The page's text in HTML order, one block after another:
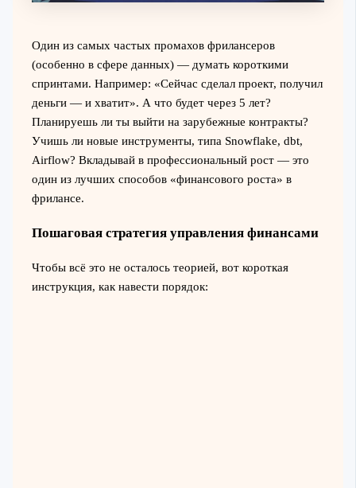
Один из самых частых промахов фрилансеров
(особенно в сфере данных) — думать короткими
спринтами. Например: «Сейчас сделал проект, получил
деньги — и хватит». А что будет через 5 лет?
Планируешь ли ты выйти на зарубежные контракты?
Учишь ли новые инструменты, типа Snowflake, dbt,
Airflow? Вкладывай в профессиональный рост — это
один из лучших способов «финансового роста» в
фрилансе.
Пошаговая стратегия управления финансами
Чтобы всё это не осталось теорией, вот короткая
инструкция, как навести порядок: